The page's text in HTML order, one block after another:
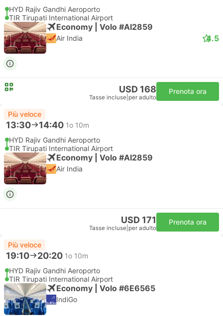
HYD Rajiv Gandhi Aeroporto
TIR Tirupati International Airport
Economy | Volo #AI2859
Air India 4.5
USD 168
Tasse incluse per adulto
Prenota ora
Più veloce
13:30 14:40 1o 10m
HYD Rajiv Gandhi Aeroporto
TIR Tirupati International Airport
Economy | Volo #AI2859
Air India
USD 171
Tasse incluse per adulto
Prenota ora
Più veloce
19:10 20:20 1o 10m
HYD Rajiv Gandhi Aeroporto
TIR Tirupati International Airport
Economy | Volo #6E6565
IndiGo